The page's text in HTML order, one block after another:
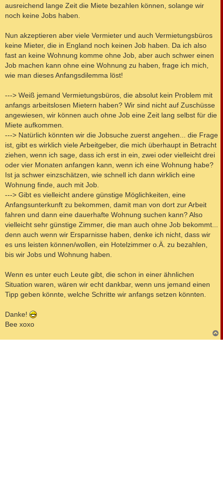
ausreichend lange Zeit die Miete bezahlen können, solange wir
noch keine Jobs haben.
Nun akzeptieren aber viele Vermieter und auch Vermietungsbüros
keine Mieter, die in England noch keinen Job haben. Da ich also
fast an keine Wohnung komme ohne Job, aber auch schwer einen
Job machen kann ohne eine Wohnung zu haben, frage ich mich,
wie man dieses Anfangsdilemma löst!
---> Weiß jemand Vermietungsbüros, die absolut kein Problem mit
anfangs arbeitslosen Mietern haben? Wir sind nicht auf Zuschüsse
angewiesen, wir können auch ohne Job eine Zeit lang selbst für die
Miete aufkommen.
---> Natürlich könnten wir die Jobsuche zuerst angehen... die Frage
ist, gibt es wirklich viele Arbeitgeber, die mich überhaupt in Betracht
ziehen, wenn ich sage, dass ich erst in ein, zwei oder vielleicht drei
oder vier Monaten anfangen kann, wenn ich eine Wohnung habe?
Ist ja schwer einzschätzen, wie schnell ich dann wirklich eine
Wohnung finde, auch mit Job.
---> Gibt es vielleicht andere günstige Möglichkeiten, eine
Anfangsunterkunft zu bekommen, damit man von dort zur Arbeit
fahren und dann eine dauerhafte Wohnung suchen kann? Also
vielleicht sehr günstige Zimmer, die man auch ohne Job bekommt...
denn auch wenn wir Ersparnisse haben, denke ich nicht, dass wir
es uns leisten können/wollen, ein Hotelzimmer o.Ä. zu bezahlen,
bis wir Jobs und Wohnung haben.
Wenn es unter euch Leute gibt, die schon in einer ähnlichen
Situation waren, wären wir echt dankbar, wenn uns jemand einen
Tipp geben könnte, welche Schritte wir anfangs setzen könnten.
Danke!
Bee xoxo
a